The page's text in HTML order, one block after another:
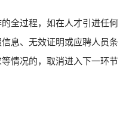
全过程，如在人才引进任何
息、无效证明或应聘人员条
情况的，取消进入下一环节